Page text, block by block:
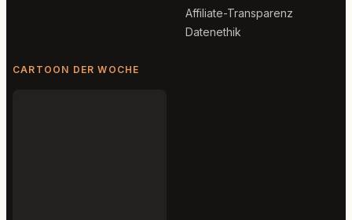
Affiliate-Transparenz
Datenethik
CARTOON DER WOCHE